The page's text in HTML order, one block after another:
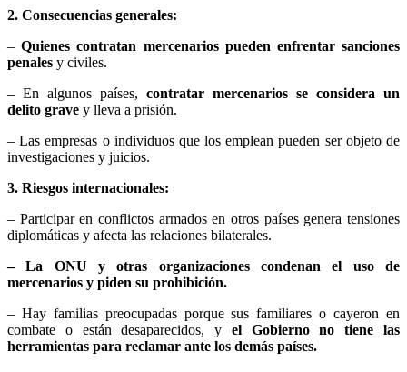
2. Consecuencias generales:
–Quienes contratan mercenarios pueden enfrentar sanciones
penales y civiles.
– En algunos países, contratar mercenarios se considera un
delito grave y lleva a prisión.
– Las empresas o individuos que los emplean pueden ser objeto de
investigaciones y juicios.
3. Riesgos internacionales:
– Participar en conflictos armados en otros países genera tensiones
diplomáticas y afecta las relaciones bilaterales.
– La ONU y otras organizaciones condenan el uso de
mercenarios y piden su prohibición.
– Hay familias preocupadas porque sus familiares o cayeron en
combate o están desaparecidos, y el Gobierno no tiene las
herramientas para reclamar ante los demás países.